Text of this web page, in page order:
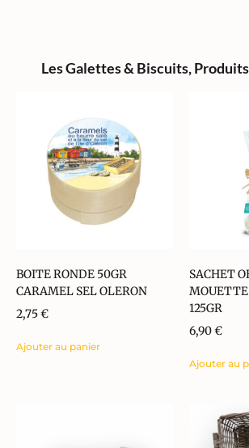
Les Galettes & Biscuits,
BOITE RONDE 50GR
CARAMEL SEL OLERON
2,75€
Ajouter au panier
SACHET
MOUETTE
125GR
6,90€
Ajouter au